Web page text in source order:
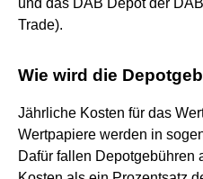
Trade).
Wie wird die
Jährliche Kosten für das
Wertpapiere werden in
Dafür fallen Depotgebühren